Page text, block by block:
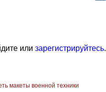
или зарегистрируйтесь.
макеты военной техники